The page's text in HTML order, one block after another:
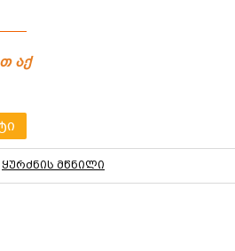
აქ
ყურძნის მწნილი